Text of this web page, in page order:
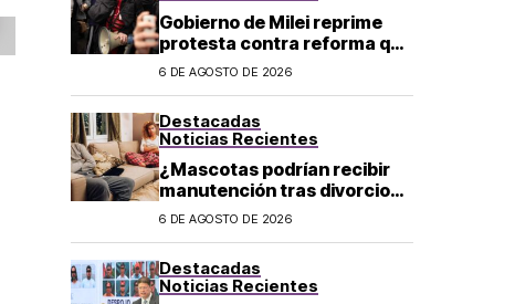
Gobierno de Milei reprime
protesta contra reforma que
permite la venta de tierra a
6 DE AGOSTO DE 2026
Destacadas
Noticias Recientes
¿Mascotas podrían recibir
manutención tras divorcio
de sus dueños en CDMX?
6 DE AGOSTO DE 2026
Destacadas
Noticias Recientes